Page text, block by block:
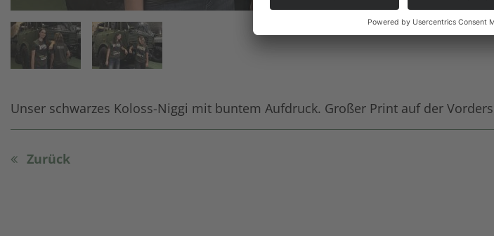
Unser schwarzes Koloss-Niggi mit buntem Aufdruck. Großer Print auf der
Zurück